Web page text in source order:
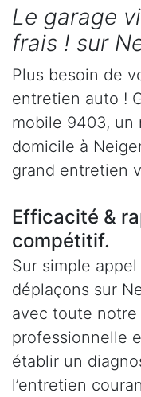
Le garage
frais ! sur
Plus besoin de
entretien auto !
mobile 9403, un
domicile à
grand entretien
Efficacité &
compétitif.
Sur simple
déplaçons sur
avec toute
professionnelle
établir un
l’entretien